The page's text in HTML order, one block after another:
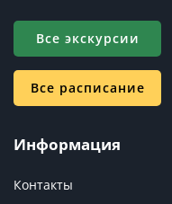
Все экскурсии
Все расписание
Информация
Контакты